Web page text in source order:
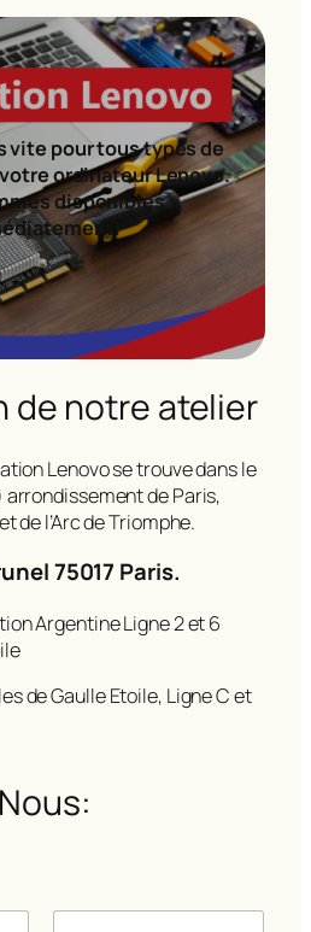
vite pour tous types de
ordinateur Lenovo.
disponibles
de notre atelier
Lenovo se trouve dans le
arrondissement de Paris,
de l’Arc de Triomphe.
75017 Paris.
Argentine Ligne 2 et 6
de Gaulle Etoile, Ligne C et